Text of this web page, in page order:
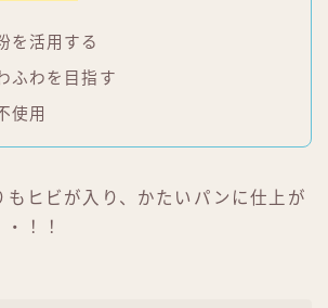
を活用する
ふわを目指す
使用
もヒビが入り、かたいパンに仕上が
！！